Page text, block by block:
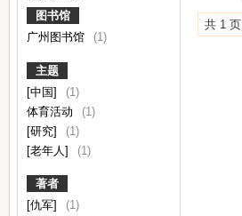
图书馆
广州图书馆
(1)
主题
[中国]
(1)
体育活动
(1)
[研究]
(1)
[老年人]
(1)
著者
[仇军]
(1)
共 1 页